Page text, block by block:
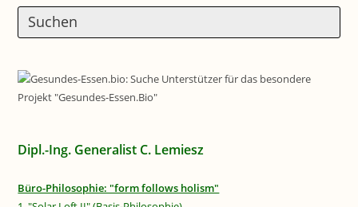
Dipl.-Ing. Generalist C. Lemiesz
Büro-Philosophie: "form follows holism"